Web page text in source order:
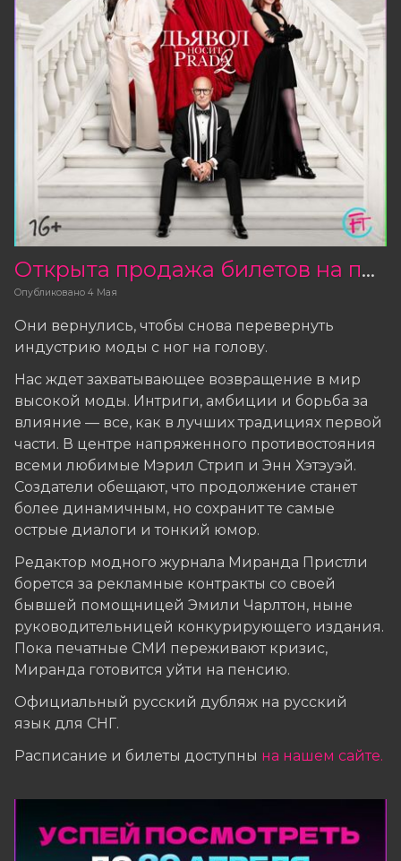
Открыта продажа билетов на продолжение культового фильма «Дьявол носит Прада 2»
Опубликовано 4 Мая
Они вернулись, чтобы снова перевернуть
индустрию моды с ног на голову.
Нас ждет захватывающее возвращение в мир
высокой моды. Интриги, амбиции и борьба за
влияние — все, как в лучших традициях первой
части. В центре напряженного противостояния
всеми любимые Мэрил Стрип и Энн Хэтэуэй.
Создатели обещают, что продолжение станет
более динамичным, но сохранит те самые
острые диалоги и тонкий юмор.
Редактор модного журнала Миранда Пристли
борется за рекламные контракты со своей
бывшей помощницей Эмили Чарлтон, ныне
руководительницей конкурирующего издания.
Пока печатные СМИ переживают кризис,
Миранда готовится уйти на пенсию.
Официальный русский дубляж на русский
язык для СНГ.
Расписание и билеты доступны на нашем сайте.